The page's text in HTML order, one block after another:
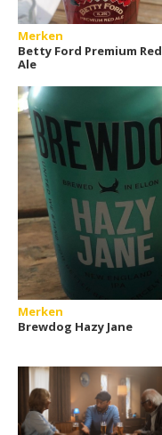
Merken
Betty Ford Premium Red
Ale
Merken
Brewdog Hazy Jane